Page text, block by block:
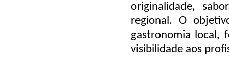
originalidade,
regional. O
gastronomia local,
visibilidade aos